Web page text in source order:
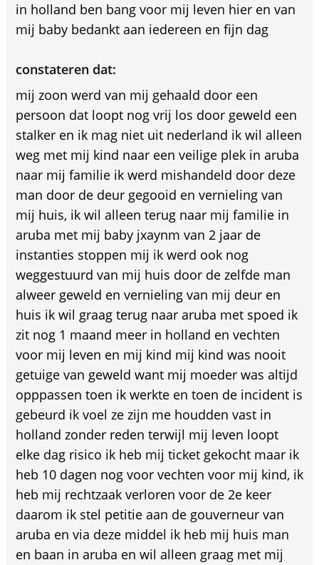
in holland ben bang voor mij leven hier en van
mij baby bedankt aan iedereen en fijn dag
constateren dat:
mij zoon werd van mij gehaald door een
persoon dat loopt nog vrij los door geweld een
stalker en ik mag niet uit nederland ik wil alleen
weg met mij kind naar een veilige plek in aruba
naar mij familie ik werd mishandeld door deze
man door de deur gegooid en vernieling van
mij huis, ik wil alleen terug naar mij familie in
aruba met mij baby jxaynm van 2 jaar de
instanties stoppen mij ik werd ook nog
weggestuurd van mij huis door de zelfde man
alweer geweld en vernieling van mij deur en
huis ik wil graag terug naar aruba met spoed ik
zit nog 1 maand meer in holland en vechten
voor mij leven en mij kind mij kind was nooit
getuige van geweld want mij moeder was altijd
opppassen toen ik werkte en toen de incident is
gebeurd ik voel ze zijn me houdden vast in
holland zonder reden terwijl mij leven loopt
elke dag risico ik heb mij ticket gekocht maar ik
heb 10 dagen nog voor vechten voor mij kind, ik
heb mij rechtzaak verloren voor de 2e keer
daarom ik stel petitie aan de gouverneur van
aruba en via deze middel ik heb mij huis man
en baan in aruba en wil alleen graag met mij